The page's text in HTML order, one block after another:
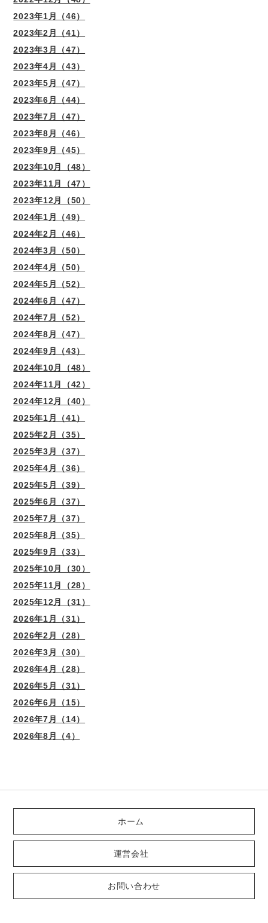
2023年1月（46）
2023年2月（41）
2023年3月（47）
2023年4月（43）
2023年5月（47）
2023年6月（44）
2023年7月（47）
2023年8月（46）
2023年9月（45）
2023年10月（48）
2023年11月（47）
2023年12月（50）
2024年1月（49）
2024年2月（46）
2024年3月（50）
2024年4月（50）
2024年5月（52）
2024年6月（47）
2024年7月（52）
2024年8月（47）
2024年9月（43）
2024年10月（48）
2024年11月（42）
2024年12月（40）
2025年1月（41）
2025年2月（35）
2025年3月（37）
2025年4月（36）
2025年5月（39）
2025年6月（37）
2025年7月（37）
2025年8月（35）
2025年9月（33）
2025年10月（30）
2025年11月（28）
2025年12月（31）
2026年1月（31）
2026年2月（28）
2026年3月（30）
2026年4月（28）
2026年5月（31）
2026年6月（15）
2026年7月（14）
2026年8月（4）
ホーム
運営会社
お問い合わせ